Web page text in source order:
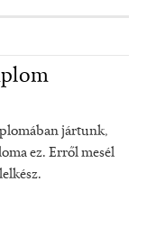
jártunk,
ez. Erről mesél